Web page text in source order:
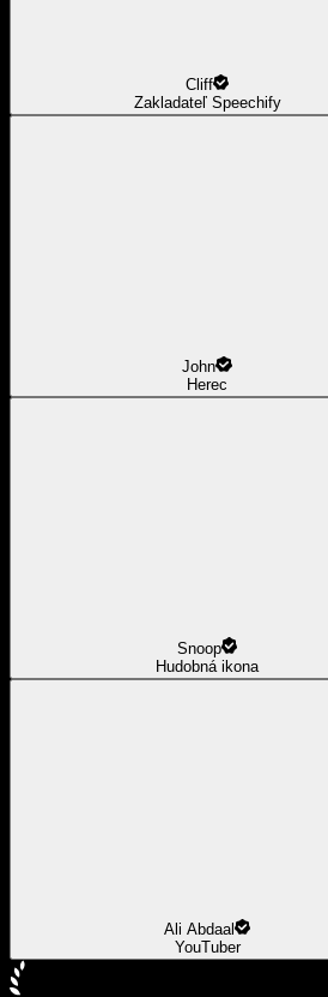
Cliff
Zakladateľ Speechify
John
Herec
Snoop
Hudobná ikona
Ali Abdaal
YouTuber